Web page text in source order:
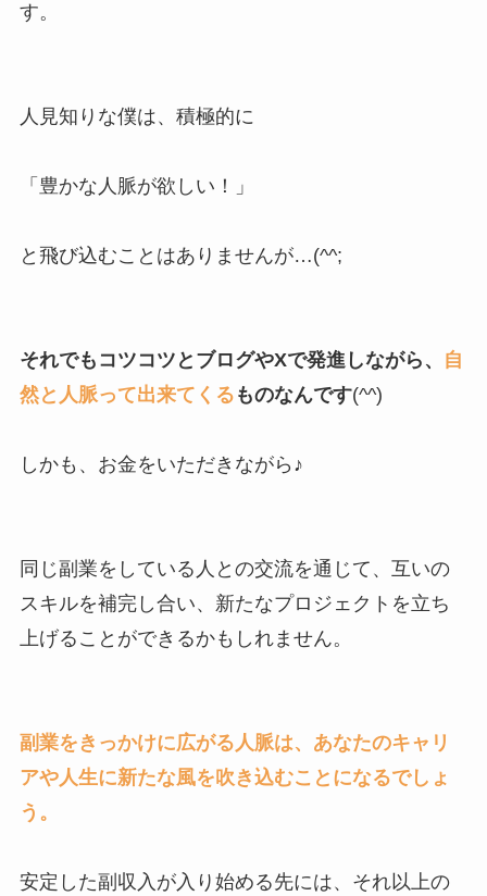
す。
人見知りな僕は、積極的に
「豊かな人脈が欲しい！」
と飛び込むことはありませんが…(^^;
それでもコツコツとブログやXで発進しながら、
自
然と人脈って出来てくる ものなんです(^^)
しかも、お金をいただきながら♪
同じ副業をしている人との交流を通じて、互いの
スキルを補完し合い、新たなプロジェクトを立ち
上げることができるかもしれません。
副業をきっかけに広がる人脈は、あなたのキャリ
アや人生に新たな風を吹き込むことになるでしょ
う。
安定した副収入が入り始める先には、それ以上の